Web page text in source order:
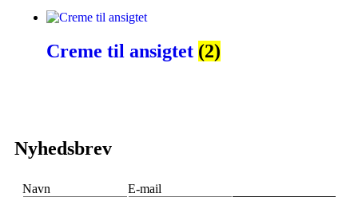
Creme til ansigtet (2)
Nyhedsbrev
Navn E-mail